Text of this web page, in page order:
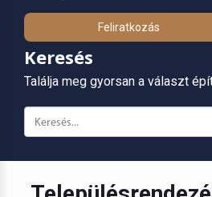
Feliratkozás
Keresés
Találja meg gyorsan a választ